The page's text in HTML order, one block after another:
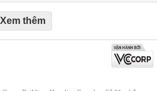
Xem thêm